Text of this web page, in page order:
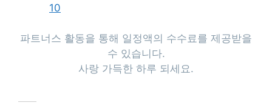
10
파트너스 활동을 통해 일정액의 수수료를 제공받을
수 있습니다.
사랑 가득한 하루 되세요.